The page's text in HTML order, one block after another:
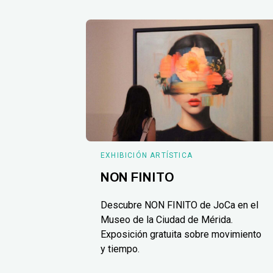
EXHIBICIÓN ARTÍSTICA
NON FINITO
Descubre NON FINITO de JoCa en el
Museo de la Ciudad de Mérida.
Exposición gratuita sobre movimiento
y tiempo.